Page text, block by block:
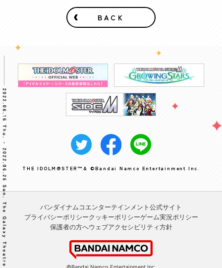
BACK
THE IDOLM@STER™& ©Bandai Namco Entertainment Inc.
バンダイナムコエンターテインメント公式サイト
プライバシーポリシークッキーポリシーゲーム実況ポリシー
保護者の方へウェブアクセシビリティ方針